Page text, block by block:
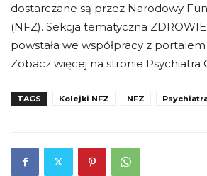
dostarczane są przez Narodowy
(NFZ). Sekcja tematyczna
powstała we współpracy z
Zobacz więcej na stronie Psychiatra
TAGS Kolejki NFZ NFZ